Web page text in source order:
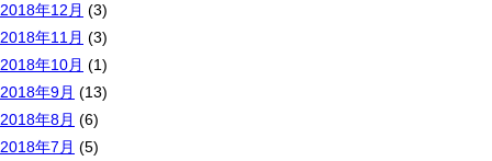
2018年12月 (3)
2018年11月 (3)
2018年10月 (1)
2018年9月 (13)
2018年8月 (6)
2018年7月 (5)